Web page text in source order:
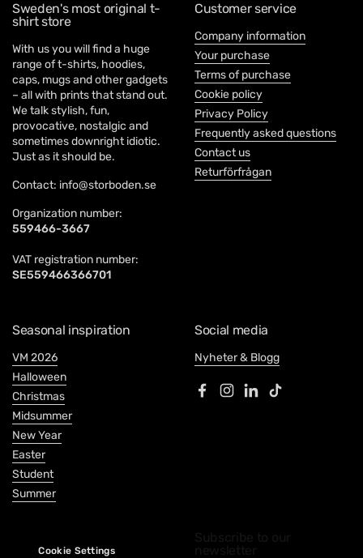
Sweden's most original t-
shirt store
With us you will find a huge
range of t-shirts, hoodies,
caps, mugs and other gadgets
– all with prints that stand out.
We talk stylish, fun,
provocative, nostalgic and
sometimes downright idiotic.
Just as it should be.
Contact: info@storboden.se
Organization number:
559466-3667
VAT registration number:
SE559466366701
Customer service
Company information
Your purchase
Terms of purchase
Cookie policy
Privacy Policy
Frequently asked questions
Contact us
Returförfrågan
Seasonal inspiration
VM 2026
Halloween
Christmas
Midsummer
New Year
Easter
Student
Summer
Social media
Nyheter & Blogg
FacebookInstagram
LinkedInTikTok
Cookie Settings